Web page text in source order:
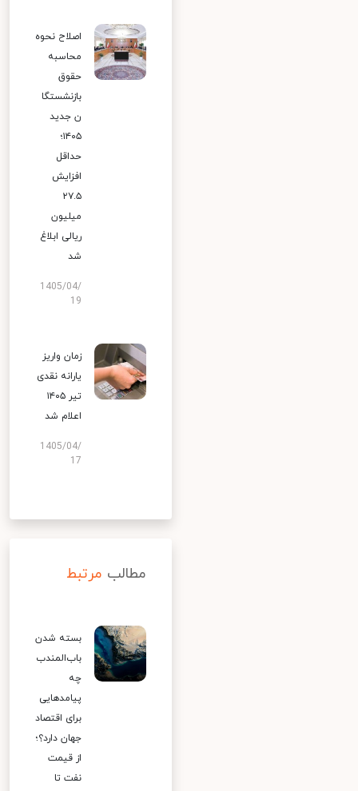
اصلاح نحوه
محاسبه
حقوق
بازنشستگا
ن جدید
۱۴۰۵؛
حداقل
افزایش
۲۷.۵
میلیون
ریالی ابلاغ
شد
1405/04/
19
زمان واریز
یارانه نقدی
تیر ۱۴۰۵
اعلام شد
1405/04/
17
مطالب مرتبط
بسته شدن
باب‌المندب
چه
پیامدهایی
برای اقتصاد
جهان دارد؟؛
از قیمت
نفت تا